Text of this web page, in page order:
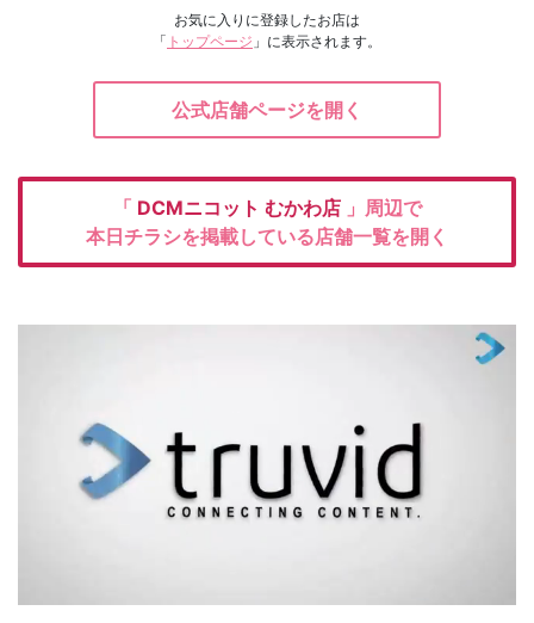
お気に入りに登録したお店は
「 トップページ 」に表示されます。
公式店舗ページを開く
「 DCMニコット むかわ店 」周辺で
本日チラシを掲載している店舗一覧を開く